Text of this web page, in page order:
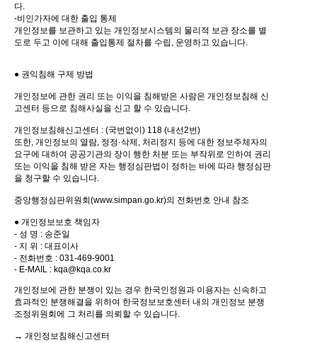
다.
-비인가자에 대한 출입 통제
개인정보를 보관하고 있는 개인정보시스템의 물리적 보관 장소를 별
도로 두고 이에 대해 출입통제 절차를 수립, 운영하고 있습니다.
● 권익침해 구제 방법
개인정보에 관한 권리 또는 이익을 침해받은 사람은 개인정보침해 신
고센터 등으로 침해사실을 신고 할 수 있습니다.
개인정보침해신고센터 : (국번없이) 118 (내선2번)
또한, 개인정보의 열람, 정정·삭제, 처리정지 등에 대한 정보주체자의
요구에 대하여 공공기관의 장이 행한 처분 또는 부작위로 인하여 권리
또는 이익을 침해 받은 자는 행정심판법이 정하는 바에 따라 행정심판
을 청구할 수 있습니다.
중앙행정심판위원회(www.simpan.go.kr)의 전화번호 안내 참조
● 개인정보보호 책임자
- 성 명 : 송준일
- 지 위 : 대표이사
- 전화번호 : 031-469-9001
- E-MAIL : kqa@kqa.co.kr
개인정보에 관한 분쟁이 있는 경우 한국인정원과 이용자는 신속하고
효과적인 분쟁해결을 위하여 한국정보보호센터 내의 개인정보 분쟁
조정위원회에 그 처리를 의뢰할 수 있습니다.
→ 개인정보침해신고센터